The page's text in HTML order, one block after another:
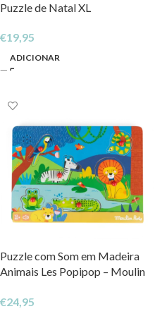
Puzzle de Natal XL
€19,95
ADICIONAR
Puzzle com Som em Madeira
Animais Les Popipop – Moulin
€24,95